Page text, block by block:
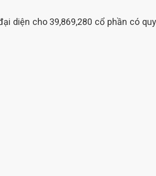
diện cho 39,869,280 cổ phần có